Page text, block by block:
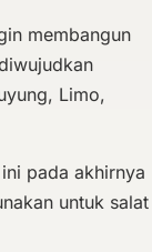
membangun
Limo,
pada akhirnya
untuk salat